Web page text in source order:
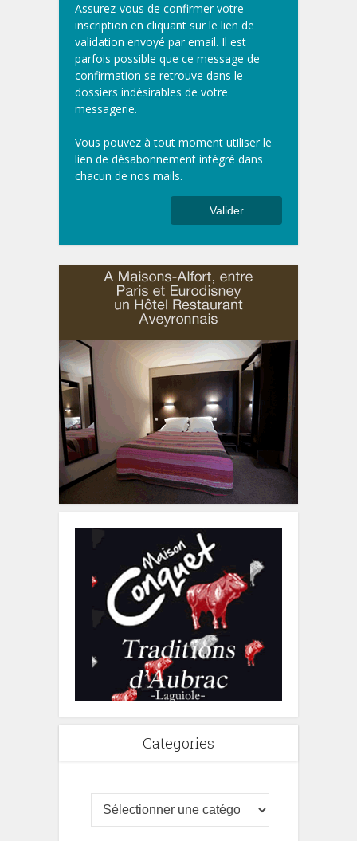
Assurez-vous de confirmer votre
inscription en cliquant sur le lien de
validation envoyé par email. Il est
parfois possible que ce message de
confirmation se retrouve dans le
dossiers indésirables de votre
messagerie.
Vous pouvez à tout moment utiliser le
lien de désabonnement intégré dans
chacun de nos mails.
Categories